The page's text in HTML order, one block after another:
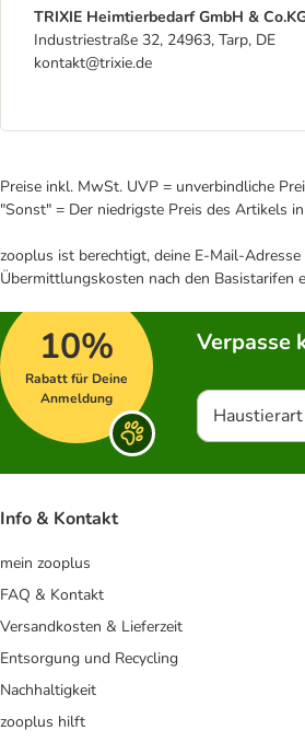
TRIXIE Heimtierbedarf GmbH &
Industriestraße 32, 24963, Tarp, DE
kontakt@trixie.de
Preise inkl. MwSt. UVP = unverbindliche
"Sonst" = Der niedrigste Preis des Artikels
zooplus ist berechtigt, deine E-Mail-
Übermittlungskosten nach den Basistarifen
10%
Rabatt für Deine
Anmeldung
Verpasse
Info & Kontakt
mein zooplus
FAQ & Kontakt
Versandkosten & Lieferzeit
Entsorgung und Recycling
Nachhaltigkeit
zooplus hilft